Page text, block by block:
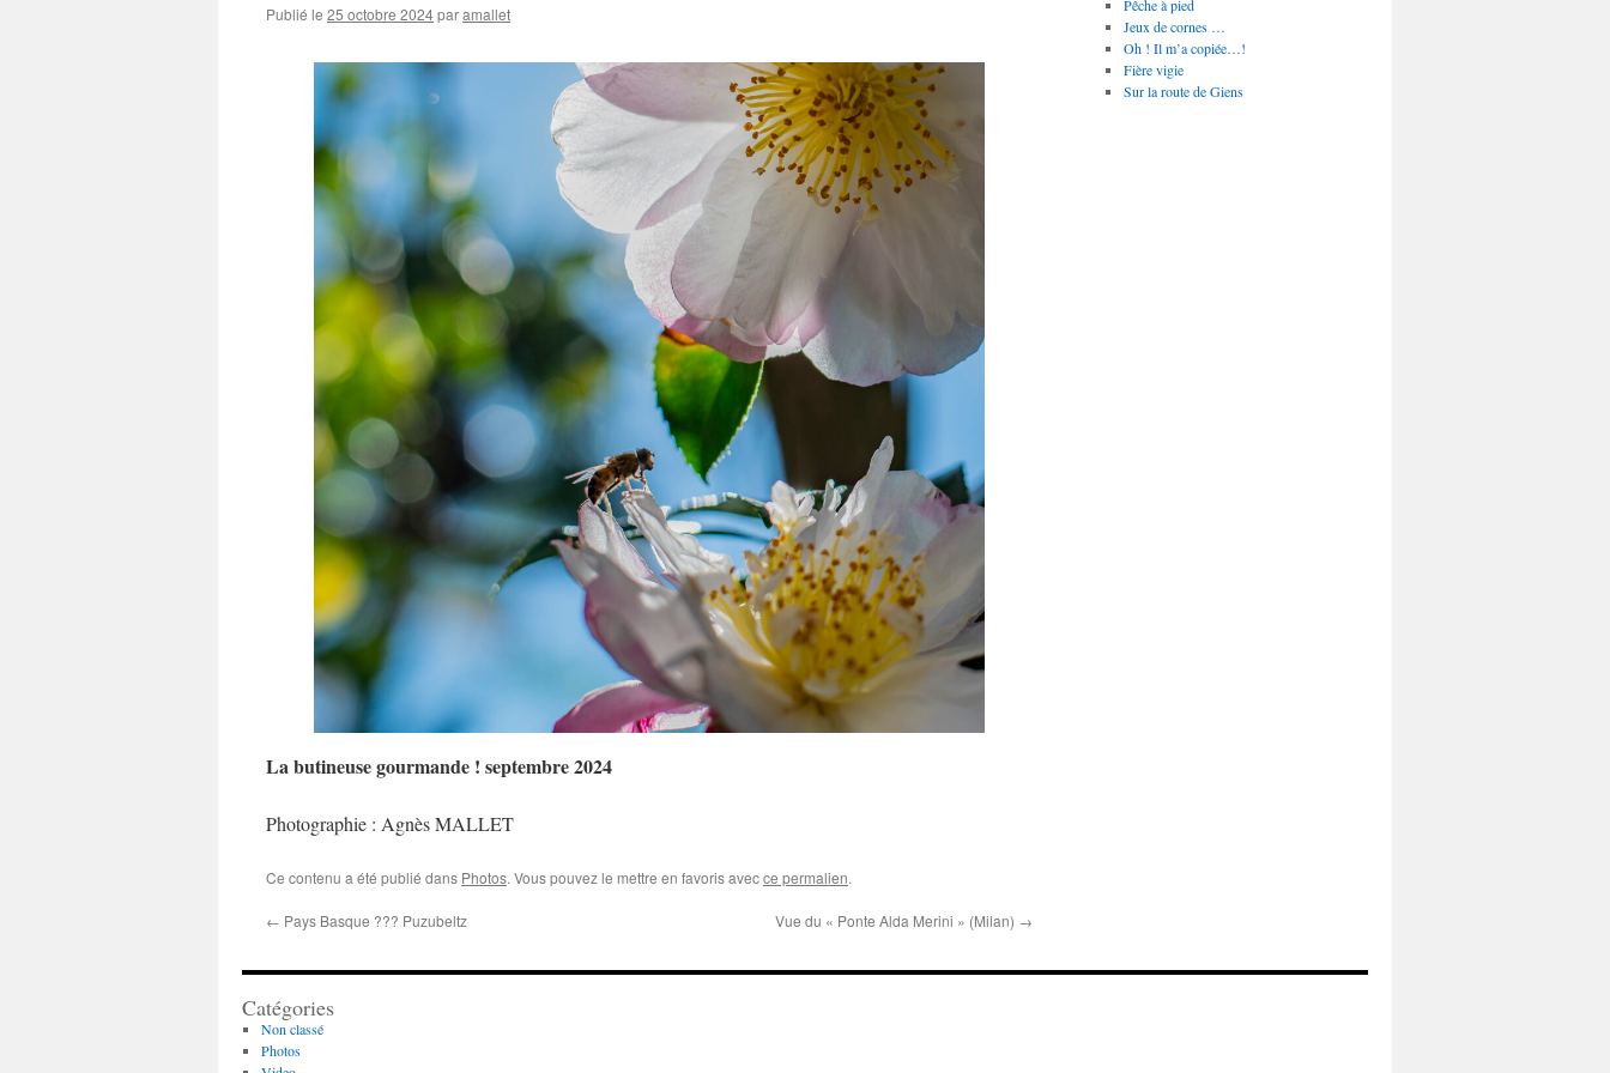
Publié le 25 octobre 2024paramallet
La butineuse gourmande ! septembre 2024
Photographie : Agnès MALLET
Ce contenu a été publié dans Photos. Vous pouvez le mettre en favoris avecce permalien.
← Pays Basque ??? Puzubeltz Vue du « Ponte Alda Merini » (Milan) →
Pêche à pied
Jeux de cornes …
Oh ! Il m’a copiée…!
Fière vigie
Sur la route de Giens
Catégories
Non classé
Photos